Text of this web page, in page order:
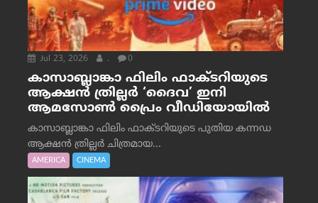
Jul 23, 2026 . 0
കാസാബ്ലാങ്കാ ഫിലിം ഫാക്ടറിയുടെ
ആക്ഷൻ ത്രില്ലർ ‘ദൈവ’ ഇനി
ആമസോൺ പ്രൈം വീഡിയോയിൽ
കാസാബ്ലാങ്കാ ഫിലിം ഫാക്ടറിയുടെ പുതിയ കന്നഡ
ആക്ഷൻ ത്രില്ലർ ചിത്രമായ...
AMERICA CINEMA